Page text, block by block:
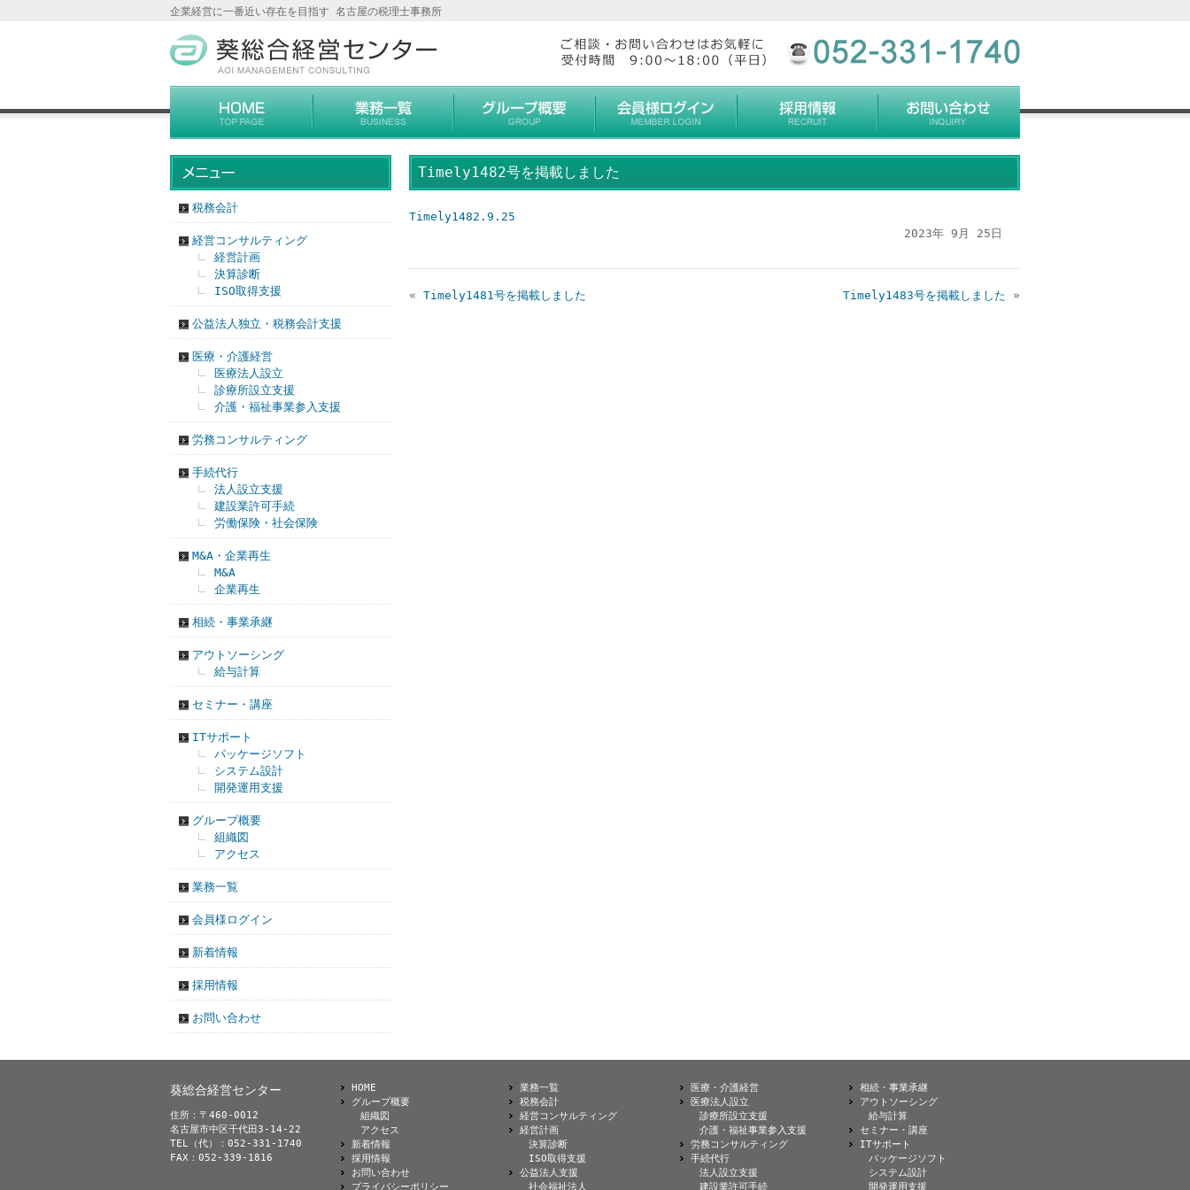
企業経営に一番近い存在を目指す 名古屋の税理士事務所
税務会計
経営コンサルティング
経営計画
決算診断
ISO取得支援
公益法人独立・税務会計支援
医療・介護経営
医療法人設立
診療所設立支援
介護・福祉事業参入支援
労務コンサルティング
手続代行
法人設立支援
建設業許可手続
労働保険・社会保険
M&A・企業再生
M&A
企業再生
相続・事業承継
アウトソーシング
給与計算
セミナー・講座
ITサポート
パッケージソフト
システム設計
開発運用支援
グループ概要
組織図
アクセス
業務一覧
会員様ログイン
新着情報
採用情報
お問い合わせ
Timely1482号を掲載しました
Timely1482.9.25
2023年 9月 25日
« Timely1481号を掲載しました Timely1483号を掲載しました »
葵総合経営センター
住所：〒460-0012
名古屋市中区千代田3-14-22
TEL（代）：052-331-1740
FAX：052-339-1816
HOME
グループ概要
組織図
アクセス
新着情報
採用情報
お問い合わせ
プライバシーポリシー
業務一覧
税務会計
経営コンサルティング
経営計画
決算診断
ISO取得支援
公益法人支援
社会福祉法人
医療・介護経営
医療法人設立
診療所設立支援
介護・福祉事業参入支援
労務コンサルティング
手続代行
法人設立支援
建設業許可手続
相続・事業承継
アウトソーシング
給与計算
セミナー・講座
ITサポート
パッケージソフト
システム設計
開発運用支援